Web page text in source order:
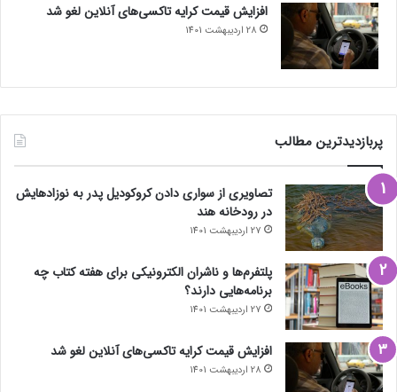
افزایش قیمت کرایه تاکسی‌های آنلاین لغو شد
28 اردیبهشت 1401
پربازدیدترین مطالب
تصاویری از سواری دادن کروکودیل پدر به نوزادهایش
در رودخانه هند
27 اردیبهشت 1401
پلتفرم‌ها و ناشران الکترونیکی برای هفته کتاب چه
برنامه‌هایی دارند؟
27 اردیبهشت 1401
افزایش قیمت کرایه تاکسی‌های آنلاین لغو شد
28 اردیبهشت 1401